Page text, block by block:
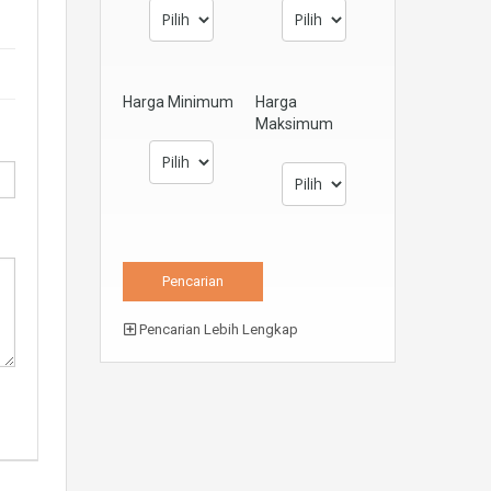
Harga Minimum
Harga
Maksimum
Pencarian Lebih Lengkap